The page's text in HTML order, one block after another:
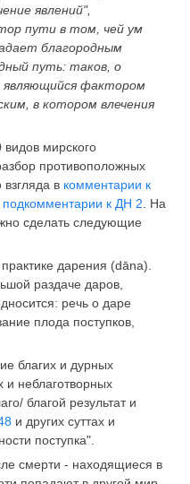
явлений",
пути в том, чей ум
благородным
путь: таков, о
являющийся фактором
в котором влечения
мирского
противоположных
в комментарии к
подкомментарии к ДН 2 . На
сделать следующие
дарения (dāna).
раздаче даров,
речь о даре
плода поступков,
благих и дурных
и неблаготворных
благой результат и
и других суттах и
поступка".
смерти - находящиеся в